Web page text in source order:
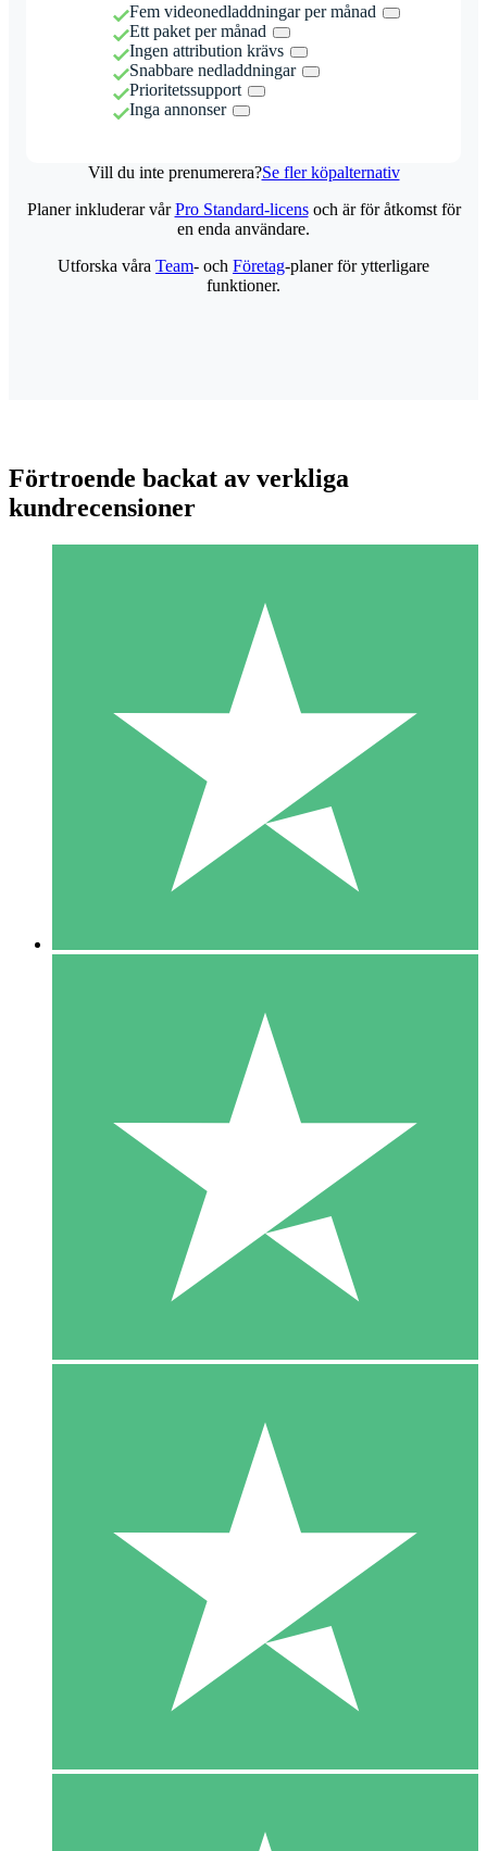
Fem videonedladdningar per månad
Ett paket per månad
Ingen attribution krävs
Snabbare nedladdningar
Prioritetssupport
Inga annonser
Vill du inte prenumerera?Se fler köpalternativ
Individuella Kreditpaket
Betala per användning med nedladdningskrediter. Inget
1 Nedladdningar
10 00
10 Nedladdningar
20 00
Planer inkluderar vårPro Standard-licensoch är för åtkomst för
en enda användare.
Utforska våra Team- och Företag-planer för ytterligare
funktioner.
Förtroende backat av verkliga
kundrecensioner